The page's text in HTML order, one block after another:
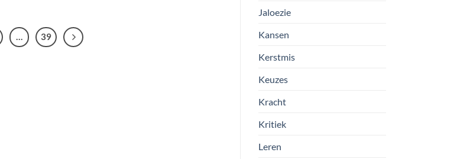
… 39
Jaloezie
Kansen
Kerstmis
Keuzes
Kracht
Kritiek
Leren